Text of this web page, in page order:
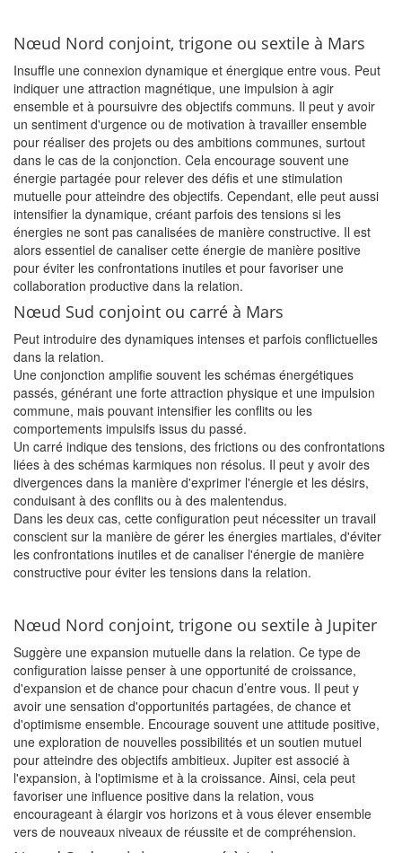
Nœud Nord conjoint, trigone ou sextile à Mars
Insuffle une connexion dynamique et énergique entre vous. Peut
indiquer une attraction magnétique, une impulsion à agir
ensemble et à poursuivre des objectifs communs. Il peut y avoir
un sentiment d'urgence ou de motivation à travailler ensemble
pour réaliser des projets ou des ambitions communes, surtout
dans le cas de la conjonction. Cela encourage souvent une
énergie partagée pour relever des défis et une stimulation
mutuelle pour atteindre des objectifs. Cependant, elle peut aussi
intensifier la dynamique, créant parfois des tensions si les
énergies ne sont pas canalisées de manière constructive. Il est
alors essentiel de canaliser cette énergie de manière positive
pour éviter les confrontations inutiles et pour favoriser une
collaboration productive dans la relation.
Nœud Sud conjoint ou carré à Mars
Peut introduire des dynamiques intenses et parfois conflictuelles
dans la relation.
Une conjonction amplifie souvent les schémas énergétiques
passés, générant une forte attraction physique et une impulsion
commune, mais pouvant intensifier les conflits ou les
comportements impulsifs issus du passé.
Un carré indique des tensions, des frictions ou des confrontations
liées à des schémas karmiques non résolus. Il peut y avoir des
divergences dans la manière d'exprimer l'énergie et les désirs,
conduisant à des conflits ou à des malentendus.
Dans les deux cas, cette configuration peut nécessiter un travail
conscient sur la manière de gérer les énergies martiales, d'éviter
les confrontations inutiles et de canaliser l'énergie de manière
constructive pour éviter les tensions dans la relation.
Nœud Nord conjoint, trigone ou sextile à Jupiter
Suggère une expansion mutuelle dans la relation. Ce type de
configuration laisse penser à une opportunité de croissance,
d'expansion et de chance pour chacun d’entre vous. Il peut y
avoir une sensation d'opportunités partagées, de chance et
d'optimisme ensemble. Encourage souvent une attitude positive,
une exploration de nouvelles possibilités et un soutien mutuel
pour atteindre des objectifs ambitieux. Jupiter est associé à
l'expansion, à l'optimisme et à la croissance. Ainsi, cela peut
favoriser une influence positive dans la relation, vous
encourageant à élargir vos horizons et à vous élever ensemble
vers de nouveaux niveaux de réussite et de compréhension.